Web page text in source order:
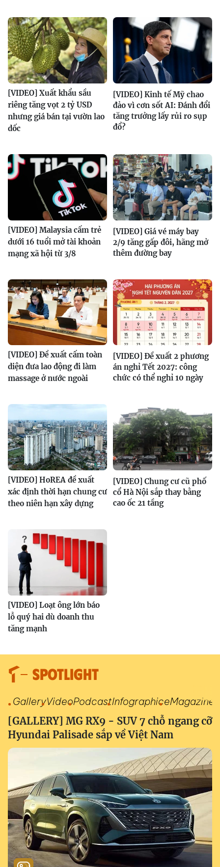
[VIDEO] Xuất khẩu sầu
riêng tăng vọt 2 tỷ USD
nhưng giá bán tại vườn lao
dốc
[VIDEO] Kinh tế Mỹ chao
đảo vì cơn sốt AI: Đánh đổi
tăng trưởng lấy rủi ro sụp
đổ?
[VIDEO] Malaysia cấm trẻ
dưới 16 tuổi mở tài khoản
mạng xã hội từ 3/8
[VIDEO] Giá vé máy bay
2/9 tăng gấp đôi, hãng mở
thêm đường bay
[VIDEO] Đề xuất cấm toàn
diện đưa lao động đi làm
massage ở nước ngoài
[VIDEO] Đề xuất 2 phương
án nghỉ Tết 2027: công
chức có thể nghỉ 10 ngày
[VIDEO] HoREA đề xuất
xác định thời hạn chung cư
theo niên hạn xây dựng
[VIDEO] Chung cư cũ phố
cổ Hà Nội sắp thay bằng
cao ốc 21 tầng
[VIDEO] Loạt ông lớn báo
lỗ quý hai dù doanh thu
tăng mạnh
SPOTLIGHT
GalleryVideoPodcastInfographiceMagazine
[GALLERY] MG RX9 - SUV 7 chỗ ngang cỡ
Hyundai Palisade sắp về Việt Nam